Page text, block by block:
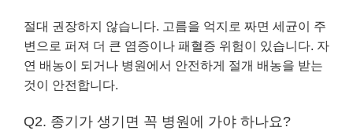
절대 권장하지 않습니다. 고름을 억지로 짜면 세균이 주
변으로 퍼져 더 큰 염증이나 패혈증 위험이 있습니다. 자
연 배농이 되거나 병원에서 안전하게 절개 배농을 받는
것이 안전합니다.
Q2. 종기가 생기면 꼭 병원에 가야 하나요?